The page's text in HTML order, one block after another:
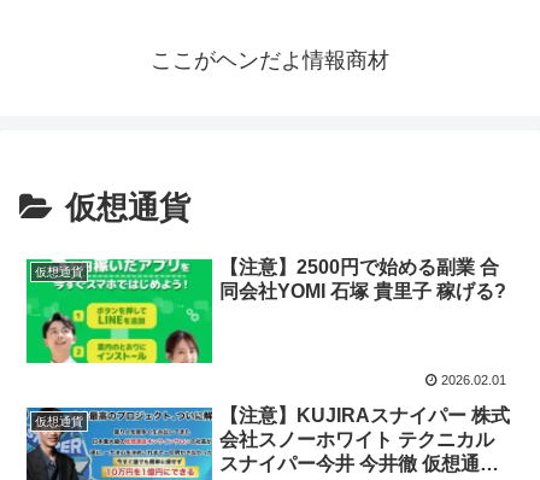
ここがヘンだよ情報商材
仮想通貨
仮想通貨
【注意】2500円で始める副業 合
同会社YOMI 石塚 貴里子 稼げる?
2026.02.01
仮想通貨
【注意】KUJIRAスナイパー 株式
会社スノーホワイト テクニカル
スナイパー今井 今井徹 仮想通貨